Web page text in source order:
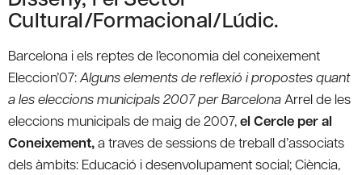
Cultural/Formacional/Lúdic.
Barcelona i els reptes de l’economia del coneixement
Eleccion’07:Alguns elements de reflexió i propostes quant
a les eleccions municipals 2007 per Barcelona Arrel de les
eleccions municipals de maig de 2007,el Cercle per al
Coneixement,a traves de sessions de treball d’associats
dels àmbits: Educació i desenvolupament social; Ciència,